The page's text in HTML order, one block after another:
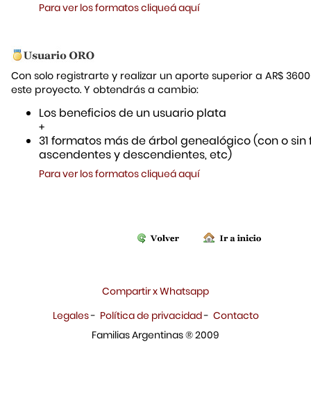
Para ver los formatos cliqueá aquí
Con solo registrarte y realizar un aporte superior a AR$
este proyecto. Y obtendrás a cambio:
Los beneficios de un usuario plata
+
31 formatos más de árbol genealógico (con o sin
ascendentes y descendientes, etc)
Para ver los formatos cliqueá aquí
Compartir x Whatsapp
Legales- Política de privacidad- Contacto
Familias Argentinas ® 2009